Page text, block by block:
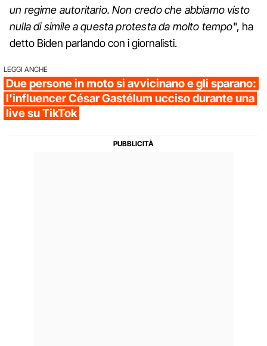
un regime autoritario. Non credo che abbiamo visto
nulla di simile a questa protesta da molto tempo", ha
detto Biden parlando con i giornalisti.
LEGGI ANCHE
Due persone in moto si avvicinano e gli sparano:
l'influencer César Gastélum ucciso durante una
live su TikTok